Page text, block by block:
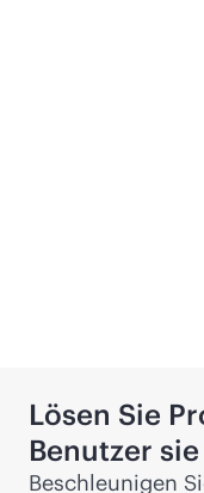
Lösen Sie
Benutzer
Beschleunigen